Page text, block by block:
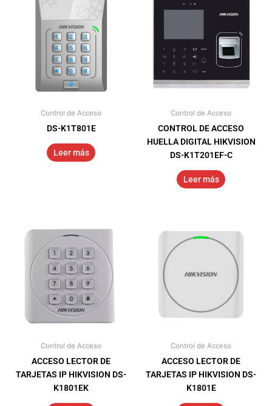
Control de Acceso
DS-K1T801E
Leer más
Control de Acceso
CONTROL DE ACCESO
HUELLA DIGITAL HIKVISION
DS-K1T201EF-C
Leer más
Control de Acceso
ACCESO LECTOR DE
TARJETAS IP HIKVISION DS-
K1801EK
Control de Acceso
ACCESO LECTOR DE
TARJETAS IP HIKVISION DS-
K1801E